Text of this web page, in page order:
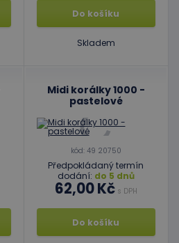
Do košíku
Skladem
Midi korálky 1000 -
pastelové
kód: 49 20750
Předpokládaný termín
dodání: do 5 dnů
62,00 Kčs DPH
Do košíku